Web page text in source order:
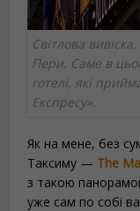
Світлова
Пери. Саме в
готелі, які
Експресу».
Як на мене, без
Таксиму — The
з такою
уже сам по собі